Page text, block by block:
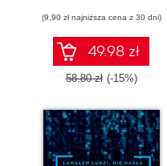
(9,90 zł najniższa cena z 30 dni)
49.98 zł
58.80 zł (-15%)